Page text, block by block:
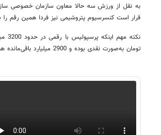
به نقل از ورزش سه حالا معاون سازمان خصوصی
قرار است کنسرسیوم پتروشیمی نیز فردا همین رقم را
تومان به‌صورت نقدی بوده و 2900 میلیارد باقی‌مانده هم در 12 قسط شش ساله واریز خواهد شد.